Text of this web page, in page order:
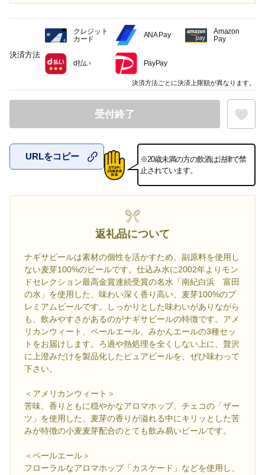
受付終了
お気に入
URLをコピー
※20歳未満の方の飲酒は法律で禁
止されています。
返礼品について
ナギサビールは素材の個性を活かすため、副原料を使用し
ない麦芽100%のビールです。仕込み水に2002年よりモン
ドセレクション最高金賞連続受賞の名水「南紀白浜 富田
の水」を使用した、味わい深く香り高い、麦芽100%のプ
レミアムビールです。しっかりとした味わいがありながら
も、飲みやすさがあるのがナギサビールの特徴です。アメ
リカンウィート、ペールエール、みかんエールの3種セッ
トをお届けします。ろ過や熱処理を全くしない上に、贅沢
に上澄みだけを製品化したピュアビールを、ぜひ味わって
下さい。
＜アメリカンウィート＞
苦味、香りともに穏やかなアロマホップ、チェコの「ザー
ツ」を使用した、麦芽の香りが溢れる中にキリッとした苦
みが特徴の小麦麦芽配合のとても飲み易いビールです。
＜ペールエール＞
フローラルなアロマホップ「カスケード」などを使用し、
決済方法
クレジット
カード
ANA Pay
Amazon
Pay
d払い PayPay
決済方法ごとに決済上限額が異なります。